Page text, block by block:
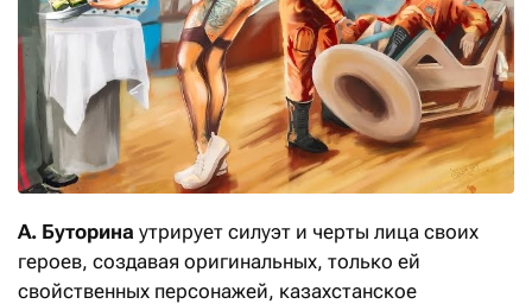
А. Буторина утрирует силуэт и черты лица своих
героев, создавая оригинальных, только ей
свойственных персонажей, казахстанское